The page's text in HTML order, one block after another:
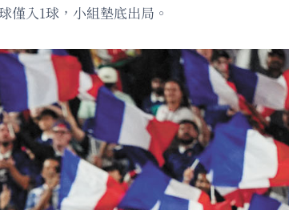
僅入1球，小組墊底出局。